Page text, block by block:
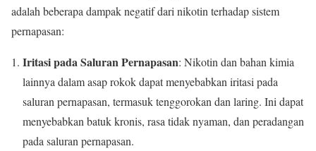
adalah beberapa dampak negatif dari nikotin terhadap sistem
pernapasan:
Iritasi pada Saluran Pernapasan: Nikotin dan bahan kimia
lainnya dalam asap rokok dapat menyebabkan iritasi pada
saluran pernapasan, termasuk tenggorokan dan laring. Ini dapat
menyebabkan batuk kronis, rasa tidak nyaman, dan peradangan
pada saluran pernapasan.